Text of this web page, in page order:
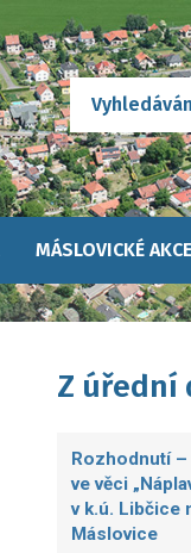
MÁSLOVICKÉ AKCE
Z úřední
Rozhodnutí
ve věci
v k.ú. Libčice
Máslovice